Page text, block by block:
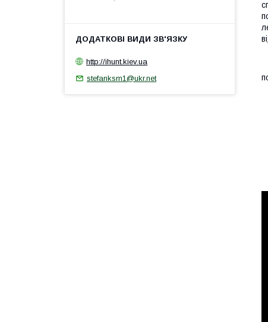
http://ihunt.kiev.ua
stefanksm1@ukr.net